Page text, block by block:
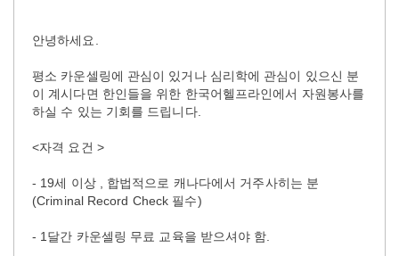
안녕하세요.
평소 카운셀링에 관심이 있거나 심리학에 관심이 있으신 분
이 계시다면 한인들을 위한 한국어헬프라인에서 자원봉사를
하실 수 있는 기회를 드립니다.
<자격 요건 >
- 19세 이상 , 합법적으로 캐나다에서 거주사히는 분
(Criminal Record Check 필수)
- 1달간 카운셀링 무료 교육을 받으셔야 함.